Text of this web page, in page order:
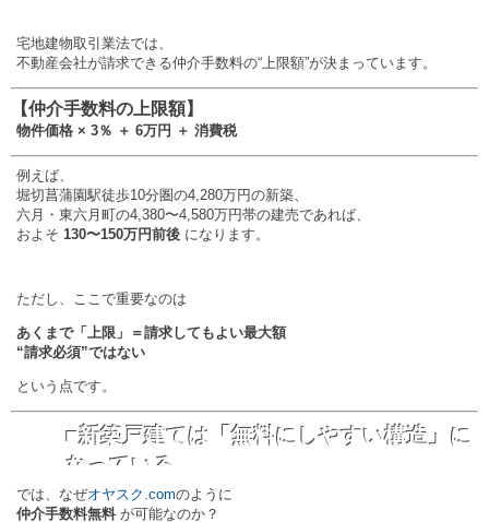
宅地建物取引業法では、
不動産会社が請求できる仲介手数料の“上限額”が決まっています。
【仲介手数料の上限額】
物件価格 × 3％ ＋ 6万円 ＋ 消費税
例えば、
堀切菖蒲園駅徒歩10分圏の4,280万円の新築、
六月・東六月町の4,380〜4,580万円帯の建売であれば、
およそ 130〜150万円前後 になります。
ただし、ここで重要なのは
あくまで「上限」＝請求してもよい最大額
“請求必須”ではない
という点です。
■新築戸建ては「無料にしやすい構造」に
なっている
では、なぜオヤスク.comのように
仲介手数料無料が可能なのか？